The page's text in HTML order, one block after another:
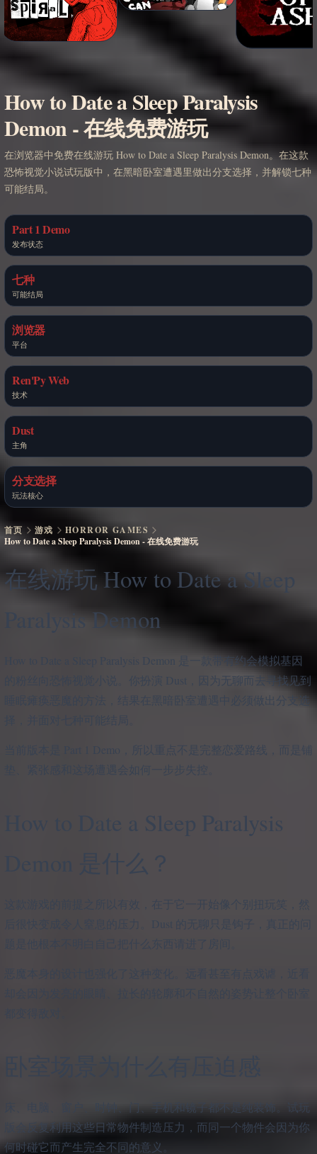
How to Date a Sleep Paralysis
Demon - 在线免费游玩
在浏览器中免费在线游玩 How to Date a Sleep Paralysis Demon。在这款
恐怖视觉小说试玩版中，在黑暗卧室遭遇里做出分支选择，并解锁七种
可能结局。
Part 1 Demo
发布状态
七种
可能结局
浏览器
平台
Ren'Py Web
技术
Dust
主角
分支选择
玩法核心
首页 游戏
HORROR GAMES
How to Date a Sleep Paralysis Demon - 在线免费游玩
在线游玩 How to Date a Sleep
Paralysis Demon
How to Date a Sleep Paralysis Demon 是一款带有约会模拟基因
的粉丝向恐怖视觉小说。你扮演 Dust，因为无聊而去寻找见到
睡眠瘫痪恶魔的方法，结果在黑暗卧室遭遇中必须做出分支选
择，并面对七种可能结局。
当前版本是 Part 1 Demo，所以重点不是完整恋爱路线，而是铺
垫、紧张感和这场遭遇会如何一步步失控。
How to Date a Sleep Paralysis
Demon 是什么？
这款游戏的前提之所以有效，在于它一开始像个别扭玩笑，然
后很快变成令人窒息的压力。Dust 的无聊只是钩子，真正的问
题是他根本不明白自己把什么东西请进了房间。
床、电脑、窗户、时钟、门、手机和镜子都不是纯装饰。试玩
版会反复利用这些日常物件制造压力，而同一个物件会因为你
何时碰它而产生完全不同的意义。